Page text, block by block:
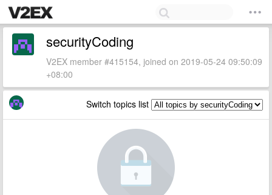
securityCoding
V2EX member #415154, joined on 2019-05-24 09:50:09
+08:00
Switch topics list